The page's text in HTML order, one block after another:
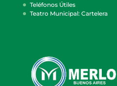
Teléfonos Útiles
Teatro Municipal: Cartelera